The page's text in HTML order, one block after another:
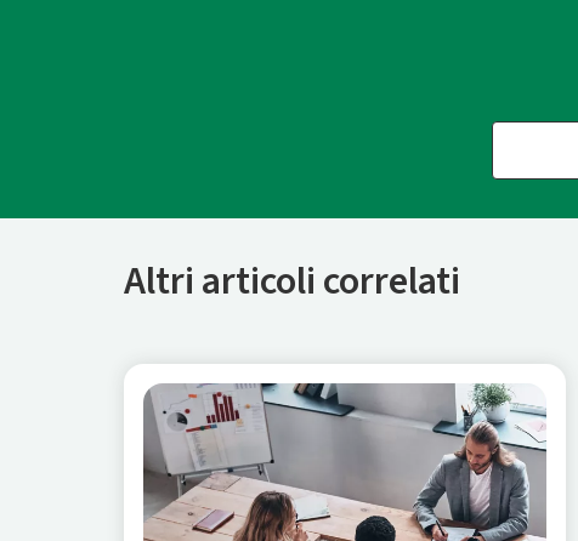
Altri articoli correlati